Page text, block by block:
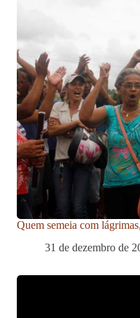
Quem semeia com
31 de dezembro de